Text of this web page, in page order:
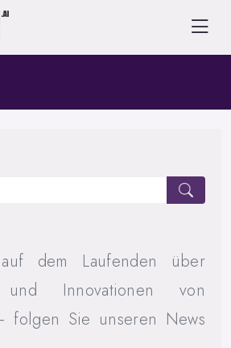
dem Laufenden über
und Innovationen von
folgen Sie unseren News